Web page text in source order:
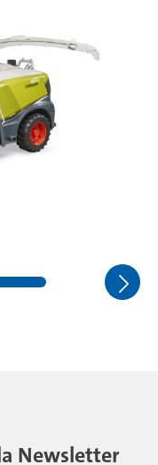
Newsletter